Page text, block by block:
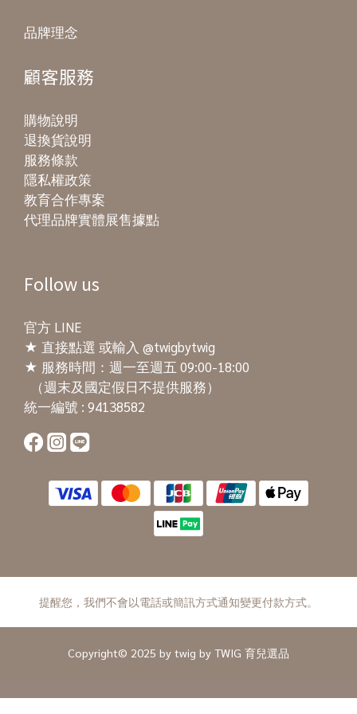
品牌理念
顧客服務
購物說明
退換貨說明
服務條款
隱私權政策
教育合作專案
代理品牌實體展售據點
Follow us
官方 LINE
★ 直接點選 或輸入 @twigbytwig
★ 服務時間：週一至週五 09:00-18:00
（週末及國定假日不提供服務）
統一編號 : 94138582
提醒您，我們不會以電話或簡訊方式通知變更付款方式。
Copyright© 2025 by twig by TWIG 育兒選品